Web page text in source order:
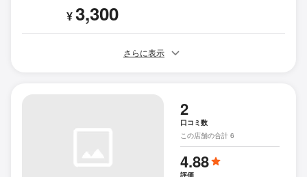
¥3,300
さらに表示
2
口コミ数
この店舗の合計 6
4.88
評価